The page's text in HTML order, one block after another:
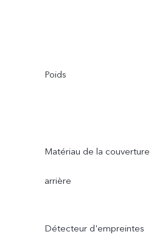
Poids
Matériau de la couverture
arrière
Détecteur d'empreintes